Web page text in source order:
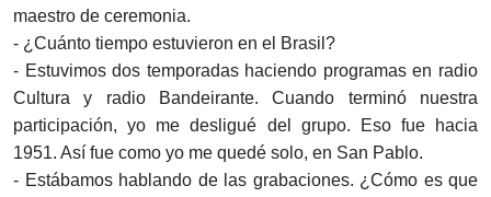
maestro de ceremonia.
- ¿Cuánto tiempo estuvieron en el Brasil?
- Estuvimos dos temporadas haciendo programas en radio
Cultura y radio Bandeirante. Cuando terminó nuestra
participación, yo me desligué del grupo. Eso fue hacia
1951. Así fue como yo me quedé solo, en San Pablo.
- Estábamos hablando de las grabaciones. ¿Cómo es que